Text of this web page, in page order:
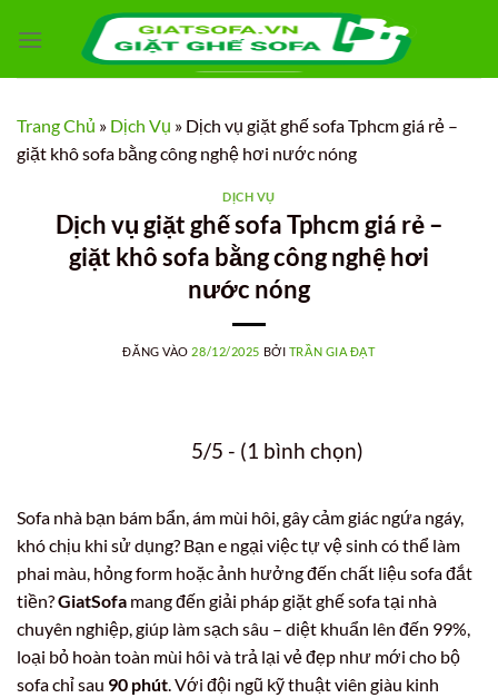
qua
Trang Chủ » Dịch Vụ » Dịch vụ giặt ghế sofa Tphcm giá rẻ –
giặt khô sofa bằng công nghệ hơi nước nóng
DỊCH VỤ
Dịch vụ giặt ghế sofa Tphcm giá rẻ –
giặt khô sofa bằng công nghệ hơi
nước nóng
ĐĂNG VÀO 28/12/2025 BỞI TRẦN GIA ĐẠT
5/5 - (1 bình chọn)
Sofa nhà bạn bám bẩn, ám mùi hôi, gây cảm giác ngứa ngáy,
khó chịu khi sử dụng? Bạn e ngại việc tự vệ sinh có thể làm
phai màu, hỏng form hoặc ảnh hưởng đến chất liệu sofa đắt
tiền?GiatSofa mang đến giải phápgiặt ghế sofa tại nhà
chuyên nghiệp, giúp làm sạch sâu – diệt khuẩn lên đến 99%,
loại bỏ hoàn toàn mùi hôi và trả lại vẻ đẹp như mới cho bộ
sofa chỉ sau 90 phút. Với đội ngũ kỹ thuật viên giàu kinh